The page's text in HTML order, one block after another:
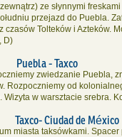
ze słynnymi
przejazd do Puebla.
czasów Tolteków i Azteków.
D)
- Taxco
zwiedzanie Puebla,
Rozpoczniemy od
Wizyta w warsztacie srebra.
Ciudad de México
miasta taksówkami.